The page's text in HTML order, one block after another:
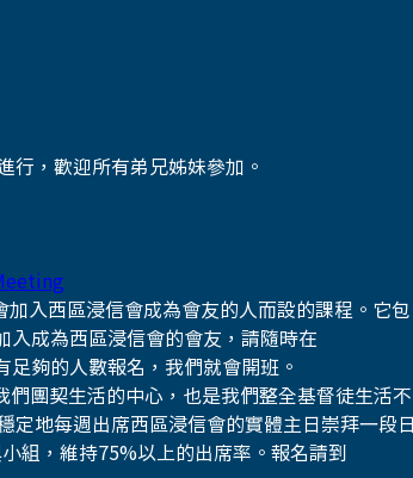
行，歡迎所有弟兄姊妹參加。
加入西區浸信會成為會友的人而設的課程。它包
入成為西區浸信會的會友，請隨時在
足夠的人數報名，我們就會開班。
們團契生活的中心，也是我們整全基督徒生活不
定地每週出席西區浸信會的實體主日崇拜一段日
組，維持75%以上的出席率。報名請到